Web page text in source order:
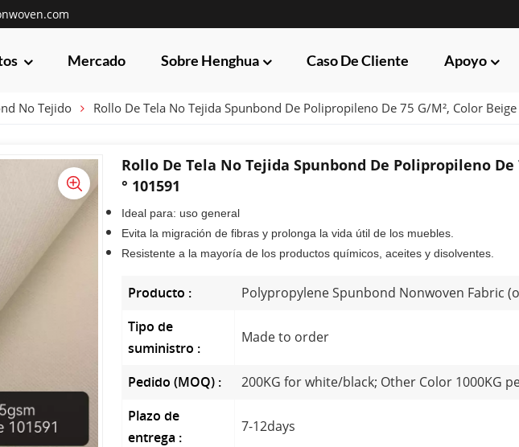
Mercado Sobre Henghua Caso De Cliente Apoyo
No Tejido Rollo De Tela No Tejida Spunbond De Polipropileno De 75 G/m², Color Beige
Rollo De Tela No Tejida Spunbond De Polipropileno De
° 101591
Ideal para: uso general
Evita la migración de fibras y prolonga la vida útil de los muebles.
Resistente a la mayoría de los productos químicos, aceites y disolventes.
Producto :
Polypropylene Spunbond Nonwoven Fabric
Tipo de
suministro :
Made to order
Pedido (MOQ) :
200KG for white/black; Other Color 1000KG
Plazo de
entrega :
7-12days